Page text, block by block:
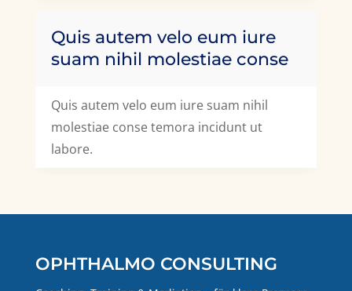
Quis autem velo eum iure
suam nihil molestiae conse
Quis autem velo eum iure suam nihil
molestiae conse temora incidunt ut
labore.
OPHTHALMO CONSULTING